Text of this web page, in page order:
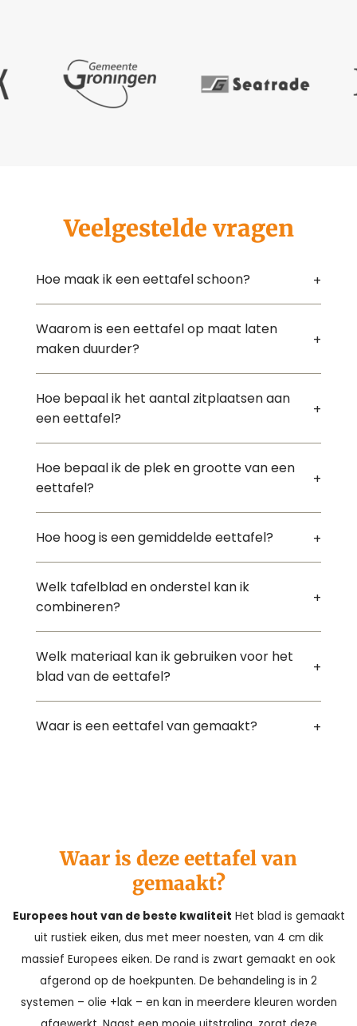
Veelgestelde vragen
Hoe maak ik een eettafel schoon?
Waarom is een eettafel op maat laten
maken duurder?
Hoe bepaal ik het aantal zitplaatsen aan
een eettafel?
Hoe bepaal ik de plek en grootte van een
eettafel?
Hoe hoog is een gemiddelde eettafel?
Welk tafelblad en onderstel kan ik
combineren?
Welk materiaal kan ik gebruiken voor het
blad van de eettafel?
Waar is een eettafel van gemaakt?
Waar is deze eettafel van
gemaakt?
Europees hout van de beste kwaliteit Het blad is gemaakt
uit rustiek eiken, dus met meer noesten, van 4 cm dik
massief Europees eiken. De rand is zwart gemaakt en ook
afgerond op de hoekpunten. De behandeling is in 2
systemen – olie +lak – en kan in meerdere kleuren worden